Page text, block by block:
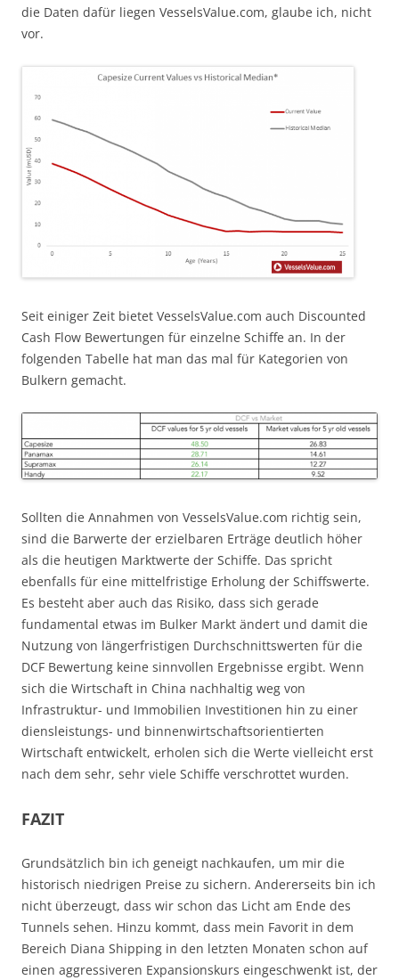
die Daten dafür liegen VesselsValue.com, glaube ich, nicht
vor.
Seit einiger Zeit bietet VesselsValue.com auch Discounted
Cash Flow Bewertungen für einzelne Schiffe an. In der
folgenden Tabelle hat man das mal für Kategorien von
Bulkern gemacht.
Sollten die Annahmen von VesselsValue.com richtig sein,
sind die Barwerte der erzielbaren Erträge deutlich höher
als die heutigen Marktwerte der Schiffe. Das spricht
ebenfalls für eine mittelfristige Erholung der Schiffswerte.
Es besteht aber auch das Risiko, dass sich gerade
fundamental etwas im Bulker Markt ändert und damit die
Nutzung von längerfristigen Durchschnittswerten für die
DCF Bewertung keine sinnvollen Ergebnisse ergibt. Wenn
sich die Wirtschaft in China nachhaltig weg von
Infrastruktur- und Immobilien Investitionen hin zu einer
diensleistungs- und binnenwirtschaftsorientierten
Wirtschaft entwickelt, erholen sich die Werte vielleicht erst
nach dem sehr, sehr viele Schiffe verschrottet wurden.
FAZIT
Grundsätzlich bin ich geneigt nachkaufen, um mir die
historisch niedrigen Preise zu sichern. Andererseits bin ich
nicht überzeugt, dass wir schon das Licht am Ende des
Tunnels sehen. Hinzu kommt, dass mein Favorit in dem
Bereich Diana Shipping in den letzten Monaten schon auf
einen aggressiveren Expansionskurs eingeschwenkt ist, der